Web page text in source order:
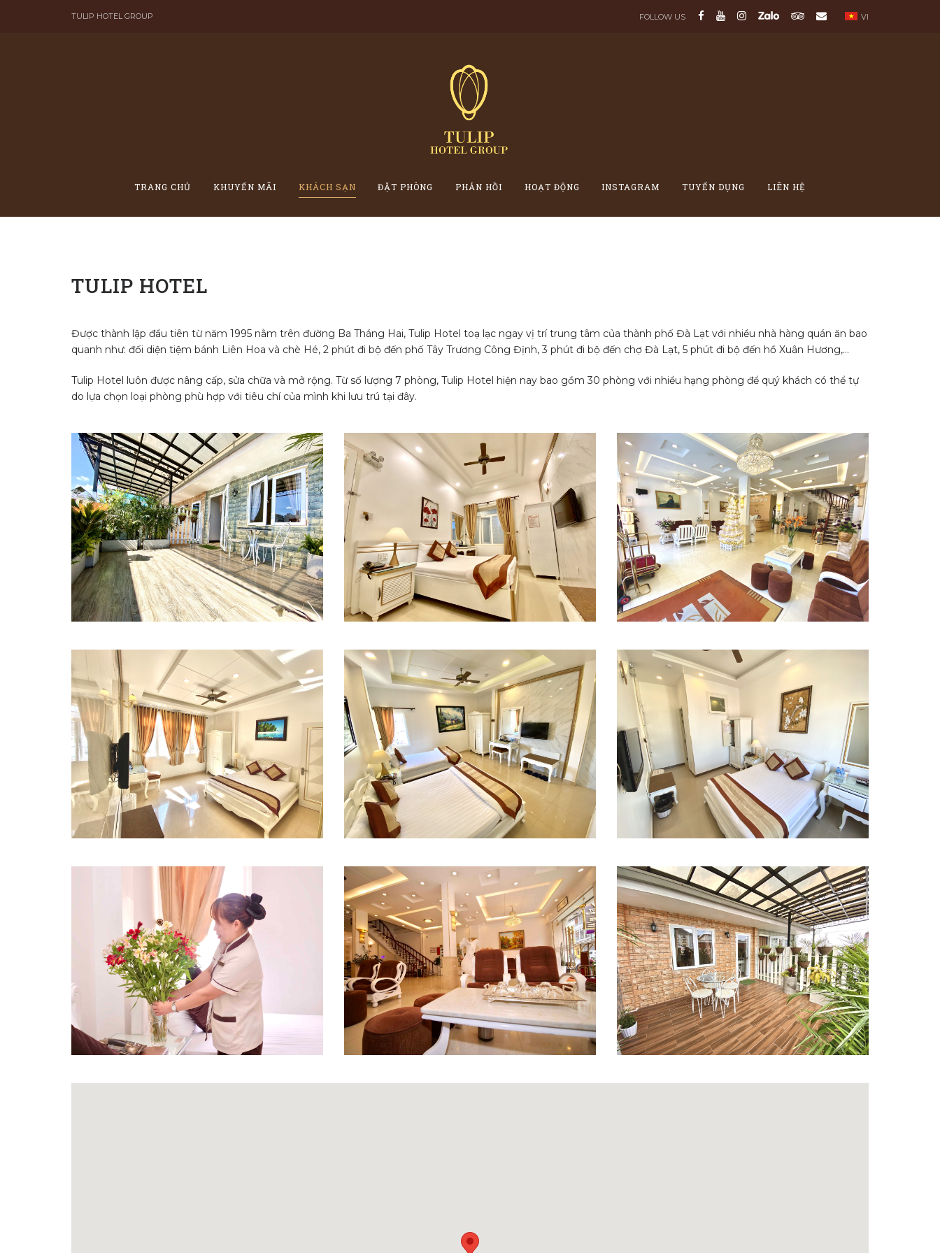
TULIP HOTEL GROUP FOLLOW US VI
TRANG CHỦ KHUYẾN MÃI KHÁCH SẠN ĐẶT PHÒNG PHẢN HỒI HOẠT ĐỘNG INSTAGRAM TUYỂN DỤNG LIÊN HỆ
TULIP HOTEL
Được thành lập đầu tiên từ năm 1995 nằm trên đường Ba Tháng Hai, Tulip Hotel toạ lạc ngay vị trí trung tâm của thành phố Đà Lạt với nhiều nhà hàng quán ăn bao
quanh như: đối diện tiệm bánh Liên Hoa và chè Hé, 2 phút đi bộ đến phố Tây Trương Công Định, 3 phút đi bộ đến chợ Đà Lạt, 5 phút đi bộ đến hồ Xuân Hương,...
Tulip Hotel luôn được nâng cấp, sửa chữa và mở rộng. Từ số lượng 7 phòng, Tulip Hotel hiện nay bao gồm 30 phòng với nhiều hạng phòng để quý khách có thể tự
do lựa chọn loại phòng phù hợp với tiêu chí của mình khi lưu trú tại đây.